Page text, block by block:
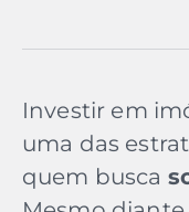
Investir em
uma das
quem busca